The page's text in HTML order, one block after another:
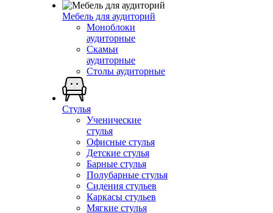
Мебель для аудиторий
Моноблоки
аудиторные
Скамьи
аудиторные
Столы аудиторные
Стулья
Ученические
стулья
Офисные стулья
Детские стулья
Барные стулья
Полубарные стулья
Сидения стульев
Каркасы стульев
Мягкие стулья